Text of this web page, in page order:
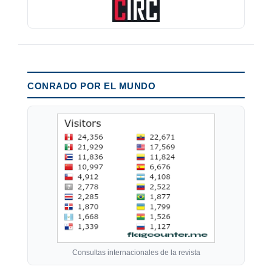
CONRADO POR EL MUNDO
Consultas internacionales de la revista